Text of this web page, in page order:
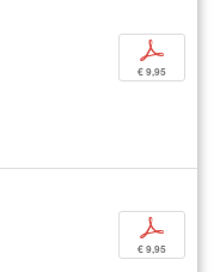
p
€ 9,95
p
€ 9,95